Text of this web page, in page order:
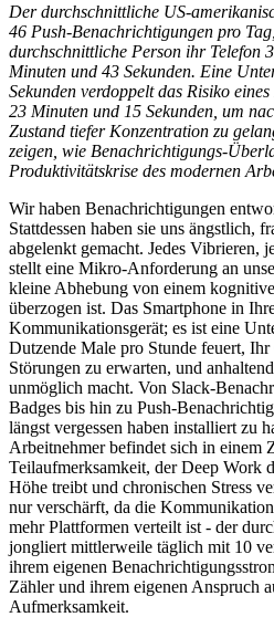
Der durchschnittliche US-
46 Push-Benachrichtigungen pro
durchschnittliche Person ihr Telefon
Minuten und 43 Sekunden. Eine
Sekunden verdoppelt das Risiko
23 Minuten und 15 Sekunden, um
Zustand tiefer Konzentration zu
zeigen, wie Benachrichtigungs-
Produktivitätskrise des modernen
Wir haben Benachrichtigungen
Stattdessen haben sie uns ängstlich,
abgelenkt gemacht. Jedes Vibrieren,
stellt eine Mikro-Anforderung an
kleine Abhebung von einem
überzogen ist. Das Smartphone in
Kommunikationsgerät; es ist eine
Dutzende Male pro Stunde feuert,
Störungen zu erwarten, und
unmöglich macht. Von Slack-
Badges bis hin zu Push-
längst vergessen haben installiert zu
Arbeitnehmer befindet sich in einem
Teilaufmerksamkeit, der Deep Work
Höhe treibt und chronischen Stress
nur verschärft, da die
mehr Plattformen verteilt ist - der
jongliert mittlerweile täglich mit 10
ihrem eigenen
Zähler und ihrem eigenen Anspruch
Aufmerksamkeit.